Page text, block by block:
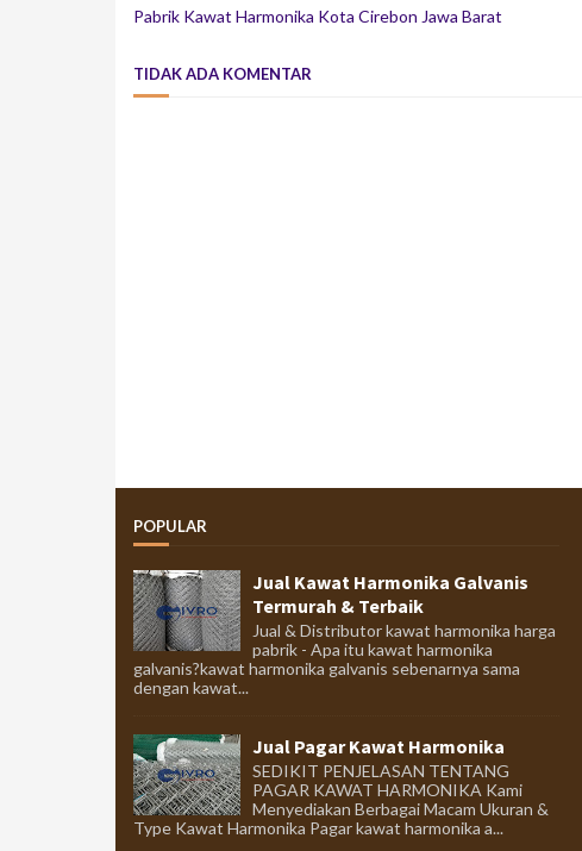
Pabrik Kawat Harmonika Kota Cirebon Jawa Barat
TIDAK ADA KOMENTAR
POPULAR
Jual Kawat Harmonika Galvanis
Termurah & Terbaik
Jual & Distributor kawat harmonika harga
pabrik - Apa itu kawat harmonika
galvanis?kawat harmonika galvanis sebenarnya sama
dengan kawat...
Jual Pagar Kawat Harmonika
SEDIKIT PENJELASAN TENTANG
PAGAR KAWAT HARMONIKA Kami
Menyediakan Berbagai Macam Ukuran &
Type Kawat Harmonika Pagar kawat harmonika a...